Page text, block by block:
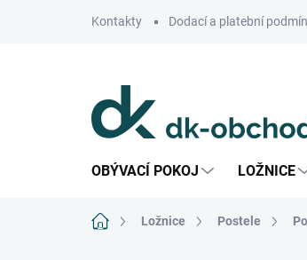
Kontakty Dodací a platební
OBÝVACÍ POKOJ LOŽNICE
Domů Ložnice Postele